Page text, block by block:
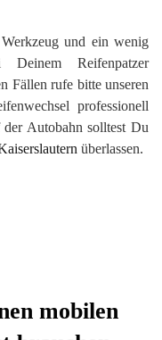
und ein wenig
Reifenpatzer
Fällen rufe bitte unseren
professionell
Autobahn solltest Du
überlassen.
mobilen